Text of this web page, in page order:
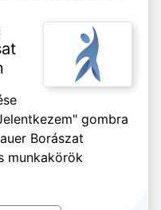
gombra
Borászat
munkakörök